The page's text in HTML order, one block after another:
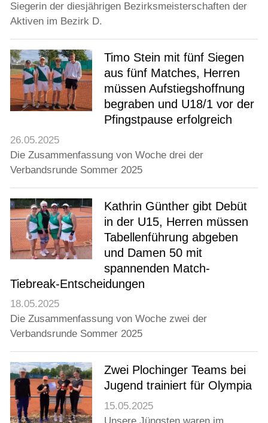
Siegerin der diesjährigen Bezirksmeisterschaften der
Aktiven im Bezirk D.
Timo Stein mit fünf Siegen
aus fünf Matches, Herren
müssen Aufstiegshoffnung
begraben und U18/1 vor der
Pfingstpause erfolgreich
26.05.2025
Die Zusammenfassung von Woche drei der
Verbandsrunde Sommer 2025
Kathrin Günther gibt Debüt
in der U15, Herren müssen
Tabellenführung abgeben
und Damen 50 mit
spannenden Match-
Tiebreak-Entscheidungen
18.05.2025
Die Zusammenfassung von Woche zwei der
Verbandsrunde Sommer 2025
Zwei Plochinger Teams bei
Jugend trainiert für Olympia
15.05.2025